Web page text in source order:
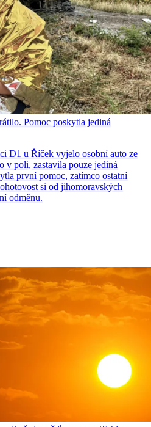
Pomoc poskytla jediná
D1 u Říček vyjelo osobní auto ze
v poli, zastavila pouze jediná
první pomoc, zatímco ostatní
si od jihomoravských
odměnu.